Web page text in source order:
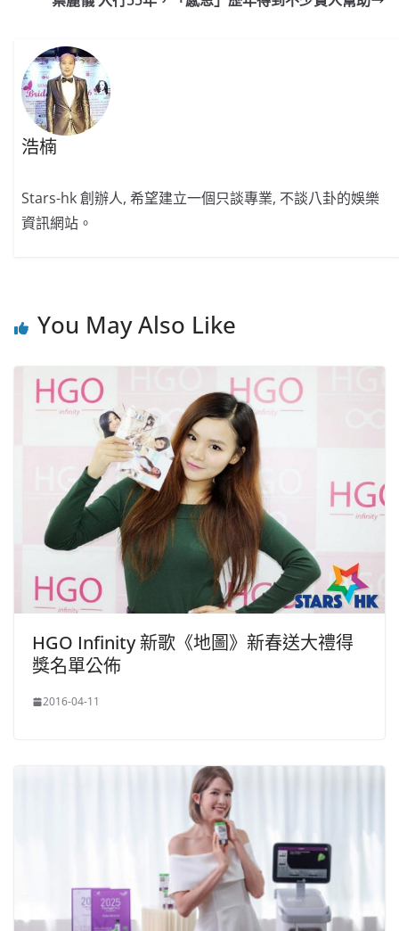
浩楠
Stars-hk 創辦人, 希望建立一個只談專業, 不談八卦的娛樂
資訊網站。
You May Also Like
HGO Infinity 新歌《地圖》新春送大禮得
獎名單公佈
2016-04-11